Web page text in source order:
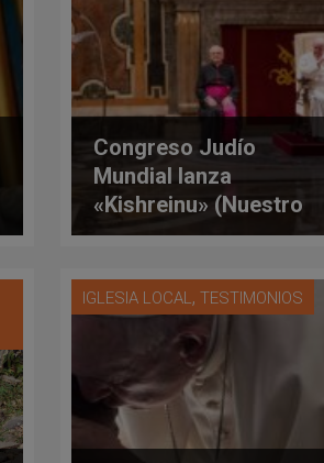
Congreso Judío
Mundial lanza
«Kishreinu» (Nuestro
vínculo): respuesta
Vaticano II
IGLESIA LOCAL,TESTIMONIOS